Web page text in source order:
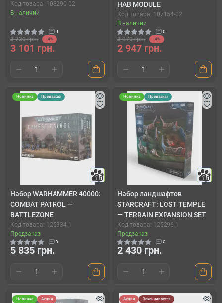
Код товара: 108290-02
В наличии
0
3 230 грн. -4%
3 101 грн.
HAB MODULE
Код товара: 107154-02
В наличии
0
3 070 грн. -4%
2 947 грн.
Новинка Предзаказ
10
Набор WARHAMMER 40000:
COMBAT PATROL —
BATTLEZONE
Код товара: 125334-1
Предзаказ
0
5 835 грн.
Новинка Предзаказ
10
Набор ландшафтов
STARCRAFT: LOST TEMPLE
— TERRAIN EXPANSION SET
Код товара: 125296-1
Предзаказ
0
2 430 грн.
Новинка Акция Акция Заканчивается